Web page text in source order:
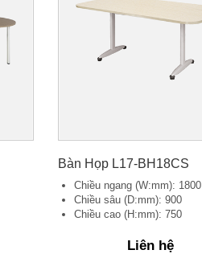
Bàn Họp L17-BH18CS
Chiều ngang (W:mm): 1800
Chiều sâu (D:mm): 900
Chiều cao (H:mm): 750
Liên hệ